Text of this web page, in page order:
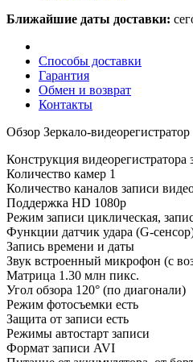
Ближайшие даты доставки:
Способы доставки
Гарантия
Обмен и возврат
Контакты
Обзор Зеркало-
Конструкция видеорегистратора
Количество камер 1
Количество каналов записи
Поддержка HD 1080p
Режим записи циклическая,
Функции датчик удара (G-
Запись времени и даты
Звук встроенный микрофон (с
Матрица 1.30 млн пикс.
Угол обзора 120° (по диагонали)
Режим фотосъемки есть
Защита от записи есть
Режимы автостарт записи
Формат записи AVI